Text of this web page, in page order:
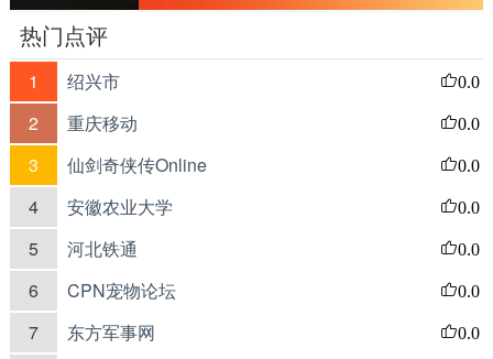
热门点评
1 绍兴市 0.0
2 重庆移动 0.0
3 仙剑奇侠传Online 0.0
4 安徽农业大学 0.0
5 河北铁通 0.0
6 CPN宠物论坛 0.0
7 东方军事网 0.0